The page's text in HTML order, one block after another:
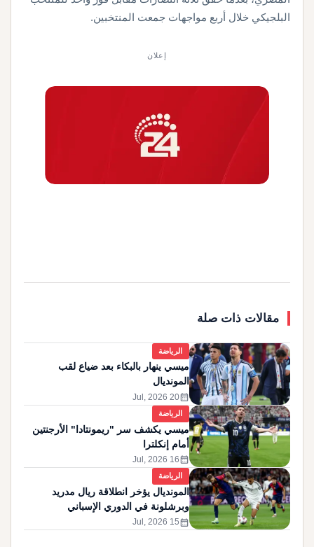
البلجيكي خلال أربع مواجهات جمعت المنتخبين.
إعلان
مقالات ذات صلة
الرياضة
ميسي ينهار بالبكاء بعد ضياع لقب
المونديال
calendar_month
20 Jul, 2026
الرياضة
ميسي يكشف سر "ريمونتادا" الأرجنتين
أمام إنكلترا
calendar_month
16 Jul, 2026
الرياضة
المونديال يؤخر انطلاقة ريال مدريد
وبرشلونة في الدوري الإسباني
calendar_month
15 Jul, 2026